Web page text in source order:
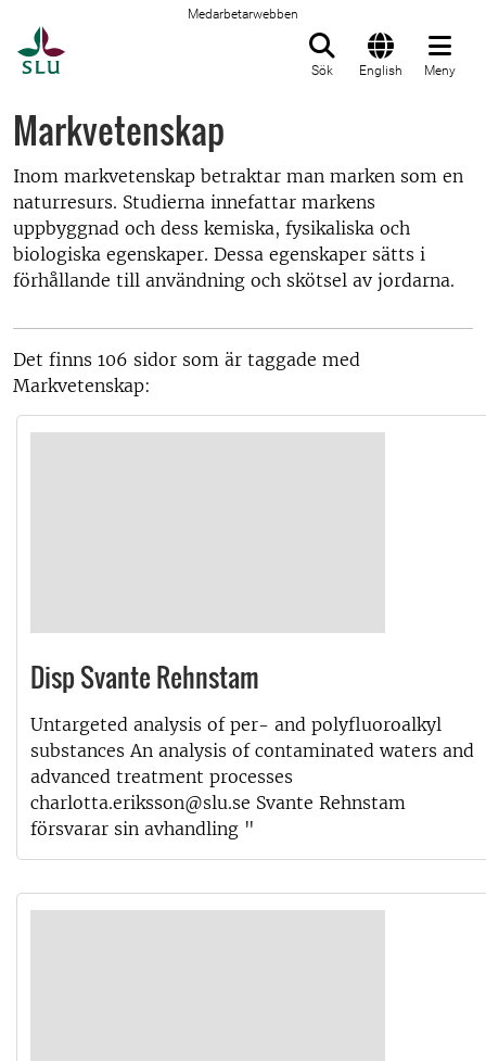
Medarbetarwebben
Sök English Meny
Markvetenskap
Inom markvetenskap betraktar man marken som en
naturresurs. Studierna innefattar markens
uppbyggnad och dess kemiska, fysikaliska och
biologiska egenskaper. Dessa egenskaper sätts i
förhållande till användning och skötsel av jordarna.
Det finns 106 sidor som är taggade med
Markvetenskap:
Disp Svante Rehnstam
Untargeted analysis of per- and polyfluoroalkyl
substances An analysis of contaminated waters and
advanced treatment processes
charlotta.eriksson@slu.se Svante Rehnstam
försvarar sin avhandling "